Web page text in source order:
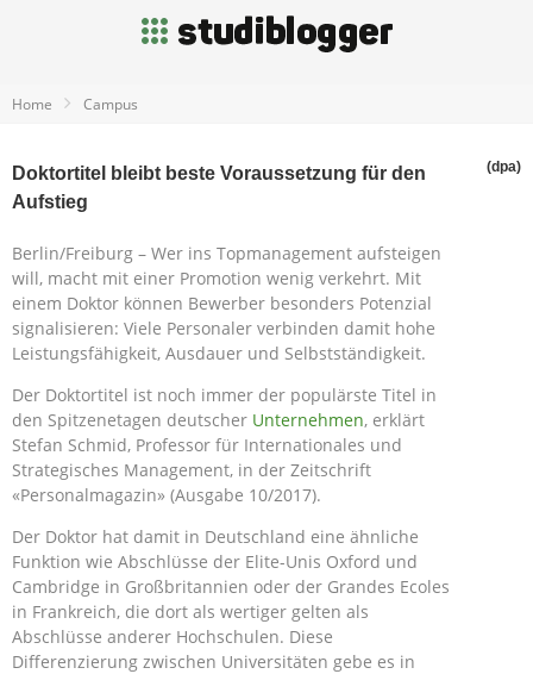
Home Campus
Doktortitel bleibt beste Voraussetzung für den
Aufstieg
(dpa)
Berlin/Freiburg – Wer ins Topmanagement aufsteigen
will, macht mit einer Promotion wenig verkehrt. Mit
einem Doktor können Bewerber besonders Potenzial
signalisieren: Viele Personaler verbinden damit hohe
Leistungsfähigkeit, Ausdauer und Selbstständigkeit.
Der Doktortitel ist noch immer der populärste Titel in
den Spitzenetagen deutscher Unternehmen, erklärt
Stefan Schmid, Professor für Internationales und
Strategisches Management, in der Zeitschrift
«Personalmagazin» (Ausgabe 10/2017).
Der Doktor hat damit in Deutschland eine ähnliche
Funktion wie Abschlüsse der Elite-Unis Oxford und
Cambridge in Großbritannien oder der Grandes Ecoles
in Frankreich, die dort als wertiger gelten als
Abschlüsse anderer Hochschulen. Diese
Differenzierung zwischen Universitäten gebe es in